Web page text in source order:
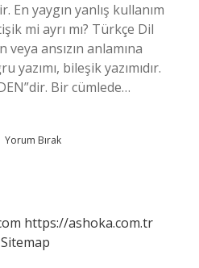
En yaygın yanlış kullanım
mi ayrı mı? Türkçe Dil
ansızın anlamına
bileşik yazımıdır.
Bir cümlede…
Yorum Bırak
https://ashoka.com.tr
Sitemap